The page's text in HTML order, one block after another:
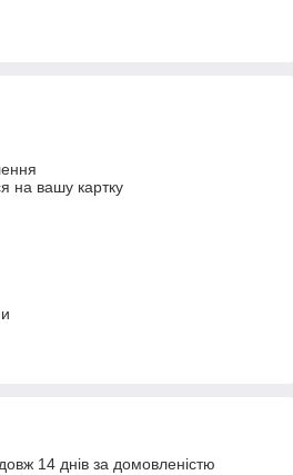
на вашу картку
14 днів за домовленістю